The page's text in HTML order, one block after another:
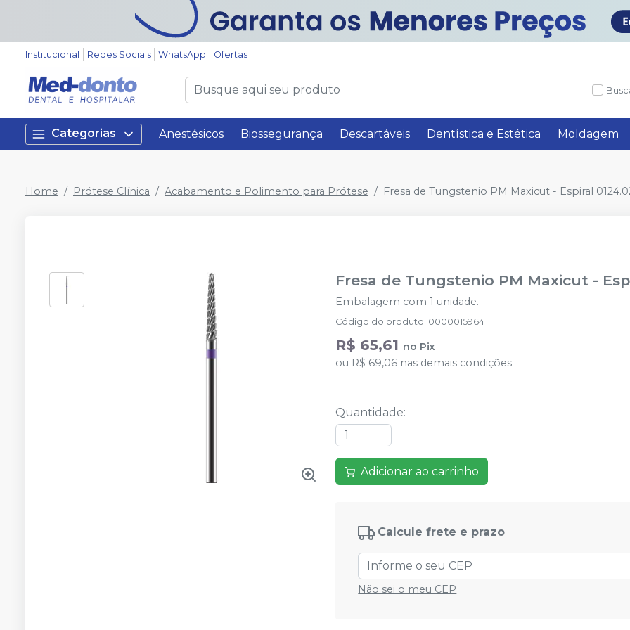
Institucional Redes Sociais WhatsApp Ofertas
Categorias Anestésicos Biossegurança Descartáveis Dentística e Estética Moldagem
Home Prótese Clínica Acabamento e Polimento para Prótese Fresa de Tungstenio PM Maxicut - Espiral
Fresa de Tungstenio PM Maxicut -
Embalagem com 1 unidade.
Código do produto: 0000015964
R$ 65,61 no Pix
ou R$ 69,06 nas demais condições
Quantidade:
Adicionar ao carrinho
Calcule frete e prazo
Não sei o meu CEP